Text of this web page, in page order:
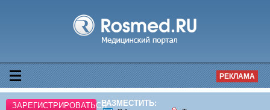
РЕКЛАМА
ЗАРЕГИСТРИРОВАТЬСЯРАЗМЕСТИТЬ: